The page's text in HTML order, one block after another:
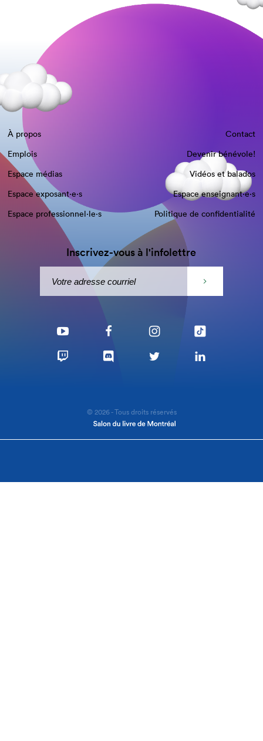
À propos
Contact
Emplois
Devenir bénévole!
Espace médias
Vidéos et balados
Espace exposant·e⋅s
Espace enseignant·e⋅s
Espace professionnel·le⋅s
Politique de confidentialité
Inscrivez-vous à l'infolettre
© 2026 - Tous droits réservés